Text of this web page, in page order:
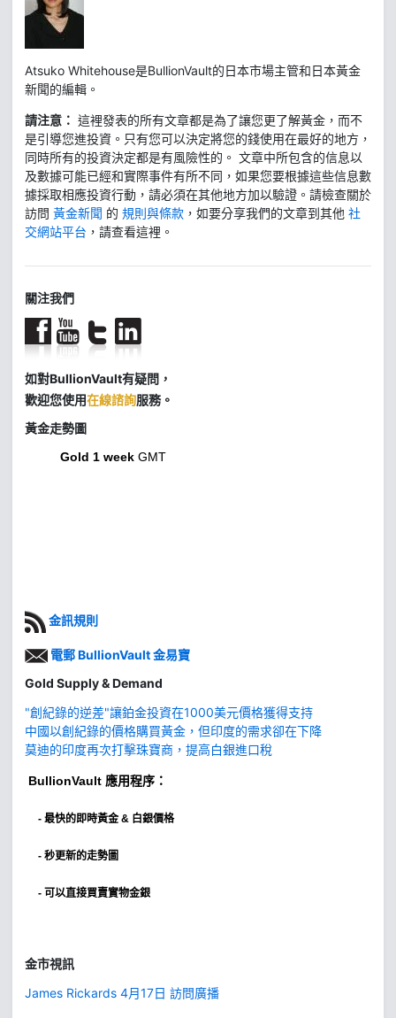
Atsuko Whitehouse是BullionVault的日本市場主管和日本黃金
新聞的編輯。
請注意： 這裡發表的所有文章都是為了讓您更了解黃金，而不
是引導您進投資。只有您可以決定將您的錢使用在最好的地方，
同時所有的投資決定都是有風險性的。 文章中所包含的信息以
及數據可能已經和實際事件有所不同，如果您要根據這些信息數
據採取相應投資行動，請必須在其他地方加以驗證。請檢查關於
訪問 黃金新聞 的 規則與條款 ，如要分享我們的文章到其他 社
交網站平台 ，請查看這裡。
關注我們
如對BullionVault有疑問，
歡迎您使用在線諮詢服務。
黃金走勢圖
Gold 1 week GMT
金訊規則
電郵 BullionVault 金易寶
Gold Supply & Demand
"創紀錄的逆差"讓鉑金投資在1000美元價格獲得支持
中國以創紀錄的價格購買黃金，但印度的需求卻在下降
莫迪的印度再次打擊珠寶商，提高白銀進口稅
BullionVault 應用程序：
- 最快的即時黃金 & 白銀價格
- 秒更新的走勢圖
- 可以直接買賣實物金銀
金市視訊
James Rickards 4月17日 訪問廣播